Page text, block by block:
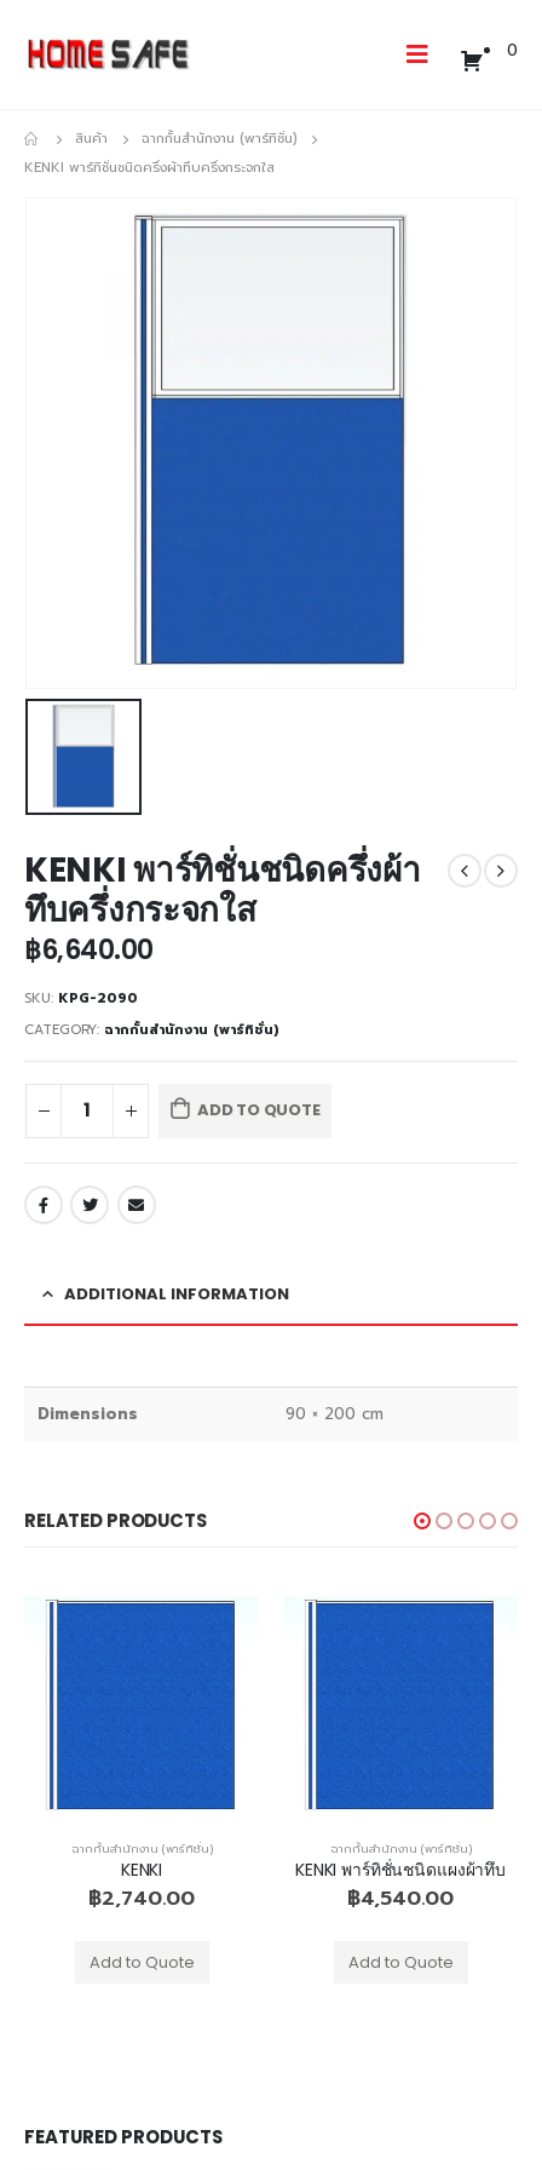
0
สินค้า
ฉากกั้นสำนักงาน (พาร์ทิชั่น)
KENKI พาร์ทิชั่นชนิดครึ่งผ้าทึบครึ่งกระจกใส
KENKI พาร์ทิชั่นชนิดครึ่งผ้า
ทึบครึ่งกระจกใส
฿6,640.00
SKU: KPG-2090
CATEGORY: ฉากกั้นสำนักงาน (พาร์ทิชั่น)
ADD TO QUOTE
ADDITIONAL INFORMATION
Dimensions 90 × 200 cm
RELATED PRODUCTS
ฉากกั้นสำนักงาน (พาร์ทิชั่น)
KENKI
฿2,740.00
Add to Quote
ฉากกั้นสำนักงาน (พาร์ทิชั่น)
KENKI พาร์ทิชั่นชนิดแผงผ้าทึบ
฿4,540.00
Add to Quote
FEATURED PRODUCTS